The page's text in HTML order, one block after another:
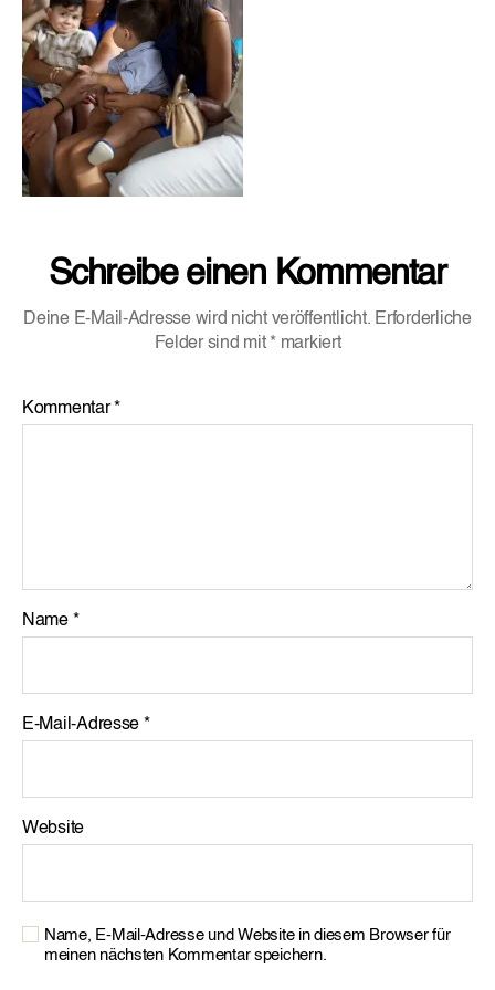
Schreibe einen Kommentar
Deine E-Mail-Adresse wird nicht veröffentlicht. Erforderliche
Felder sind mit * markiert
Kommentar*
Name *
E-Mail-Adresse *
Website
Name, E-Mail-Adresse und Website in diesem Browser für
meinen nächsten Kommentar speichern.